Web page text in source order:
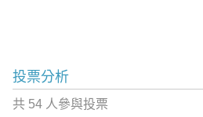
投票分析
共 54 人參與投票